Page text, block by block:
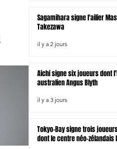
Sagamihara signe l'ailier
Takezawa
il y a 2 jours
Aichi signe six joueurs dont
australien Angus Blyth
il y a 3 jours
Tokyo-Bay signe trois
dont le centre néo-zélandais